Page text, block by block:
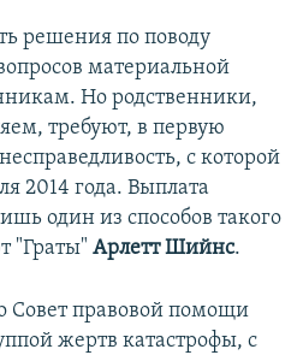
решения по поводу
материальной
Но родственники,
требуют, в первую
с которой
2014 года. Выплата
один из способов такого
"Граты" Арлетт Шийнс.
правовой помощи
жертв катастрофы, с